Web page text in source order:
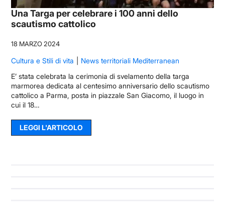
Una Targa per celebrare i 100 anni dello
scautismo cattolico
18 MARZO 2024
Cultura e Stili di vita
News territoriali Mediterranean
E’ stata celebrata la cerimonia di svelamento della targa
marmorea dedicata al centesimo anniversario dello scautismo
cattolico a Parma, posta in piazzale San Giacomo, il luogo in
cui il 18…
LEGGI L'ARTICOLO